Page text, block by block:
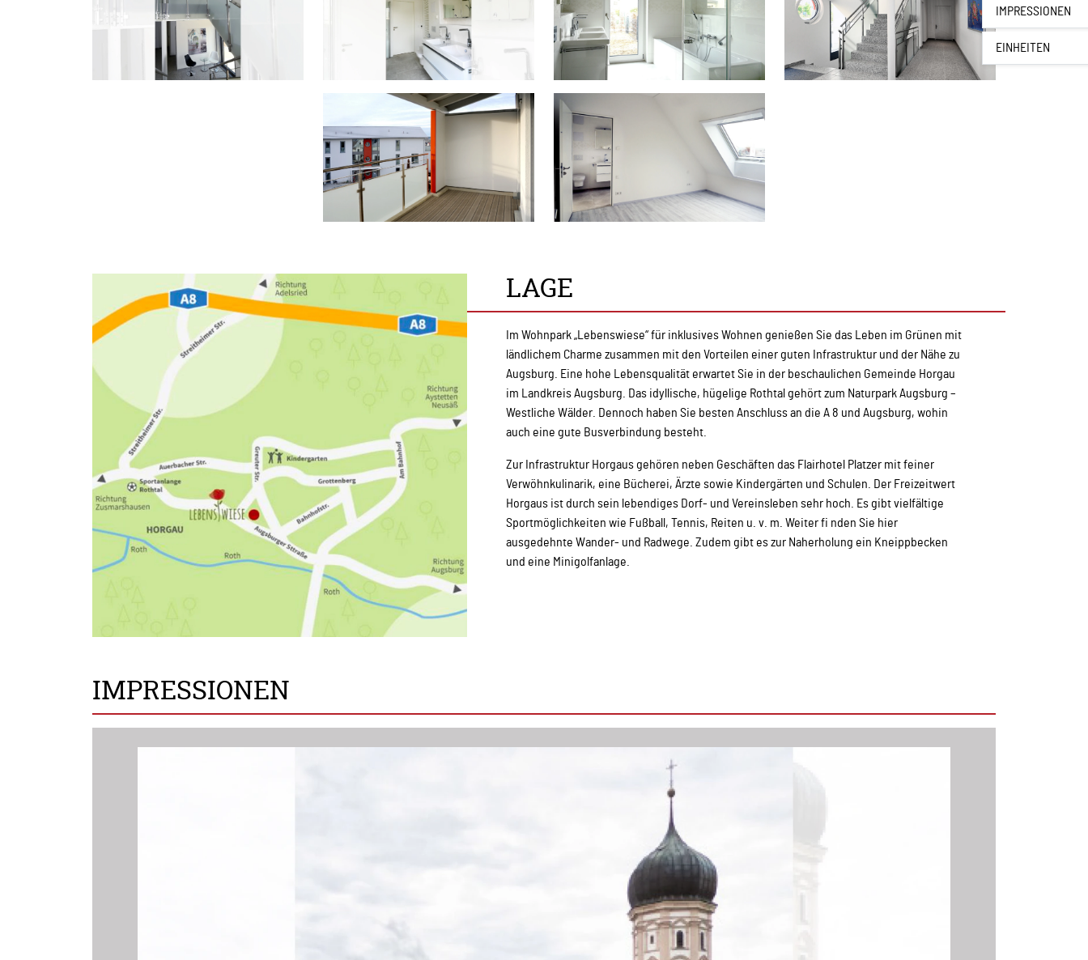
IMPRESSIONEN
EINHEITEN
LAGE
Im Wohnpark „Lebenswiese“ für inklusives Wohnen genießen Sie das Leben im Grünen mit
ländlichem Charme zusammen mit den Vorteilen einer guten Infrastruktur und der Nähe zu
Augsburg. Eine hohe Lebensqualität erwartet Sie in der beschaulichen Gemeinde Horgau
im Landkreis Augsburg. Das idyllische, hügelige Rothtal gehört zum Naturpark Augsburg –
Westliche Wälder. Dennoch haben Sie besten Anschluss an die A 8 und Augsburg, wohin
auch eine gute Busverbindung besteht.
Zur Infrastruktur Horgaus gehören neben Geschäften das Flairhotel Platzer mit feiner
Verwöhnkulinarik, eine Bücherei, Ärzte sowie Kindergärten und Schulen. Der Freizeitwert
Horgaus ist durch sein lebendiges Dorf- und Vereinsleben sehr hoch. Es gibt vielfältige
Sportmöglichkeiten wie Fußball, Tennis, Reiten u. v. m. Weiter fi nden Sie hier
ausgedehnte Wander- und Radwege. Zudem gibt es zur Naherholung ein Kneippbecken
und eine Minigolfanlage.
IMPRESSIONEN